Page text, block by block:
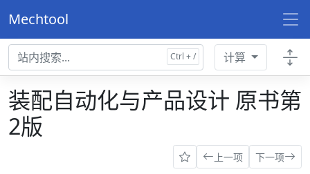
Mechtool
计算
装配自动化与产品设计 原书第
2版
上一项 下一项